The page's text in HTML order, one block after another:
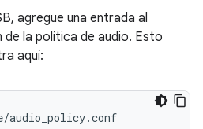
agregue una entrada al
la política de audio. Esto
aquí: